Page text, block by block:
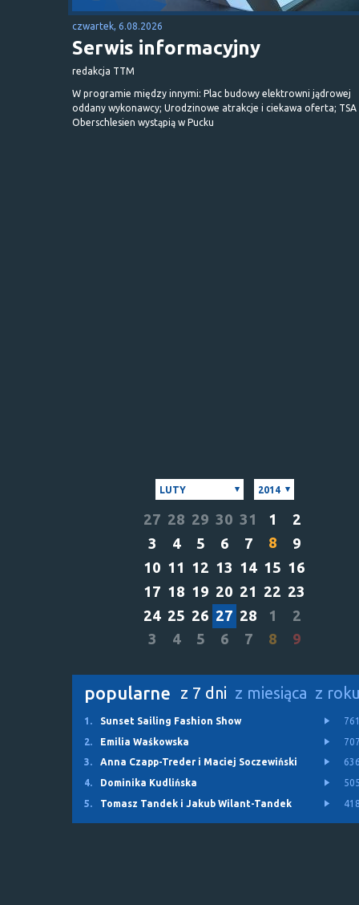
czwartek, 6.08.2026
Serwis informacyjny
redakcja TTM
W programie między innymi: Plac budowy elektrowni jądrowej
oddany wykonawcy; Urodzinowe atrakcje i ciekawa oferta; TSA
Oberschlesien wystąpią w Pucku
LUTY 2014
27 28 29 30 31 1
2
3
4 5 6 7 8
9
10 11 12 13 14 15 16
17 18 19 20 21 22 23
24 25 26 27 28 1
2
3
4 5 6 7 8 9
popularne z 7 dni z miesiąca z
1. Sunset Sailing Fashion Show
2.
Emilia Waśkowska
3.
Anna Czapp-Treder i Maciej Soczewiński
4.
Dominika Kudlińska
5.
Tomasz Tandek i Jakub Wilant-Tandek